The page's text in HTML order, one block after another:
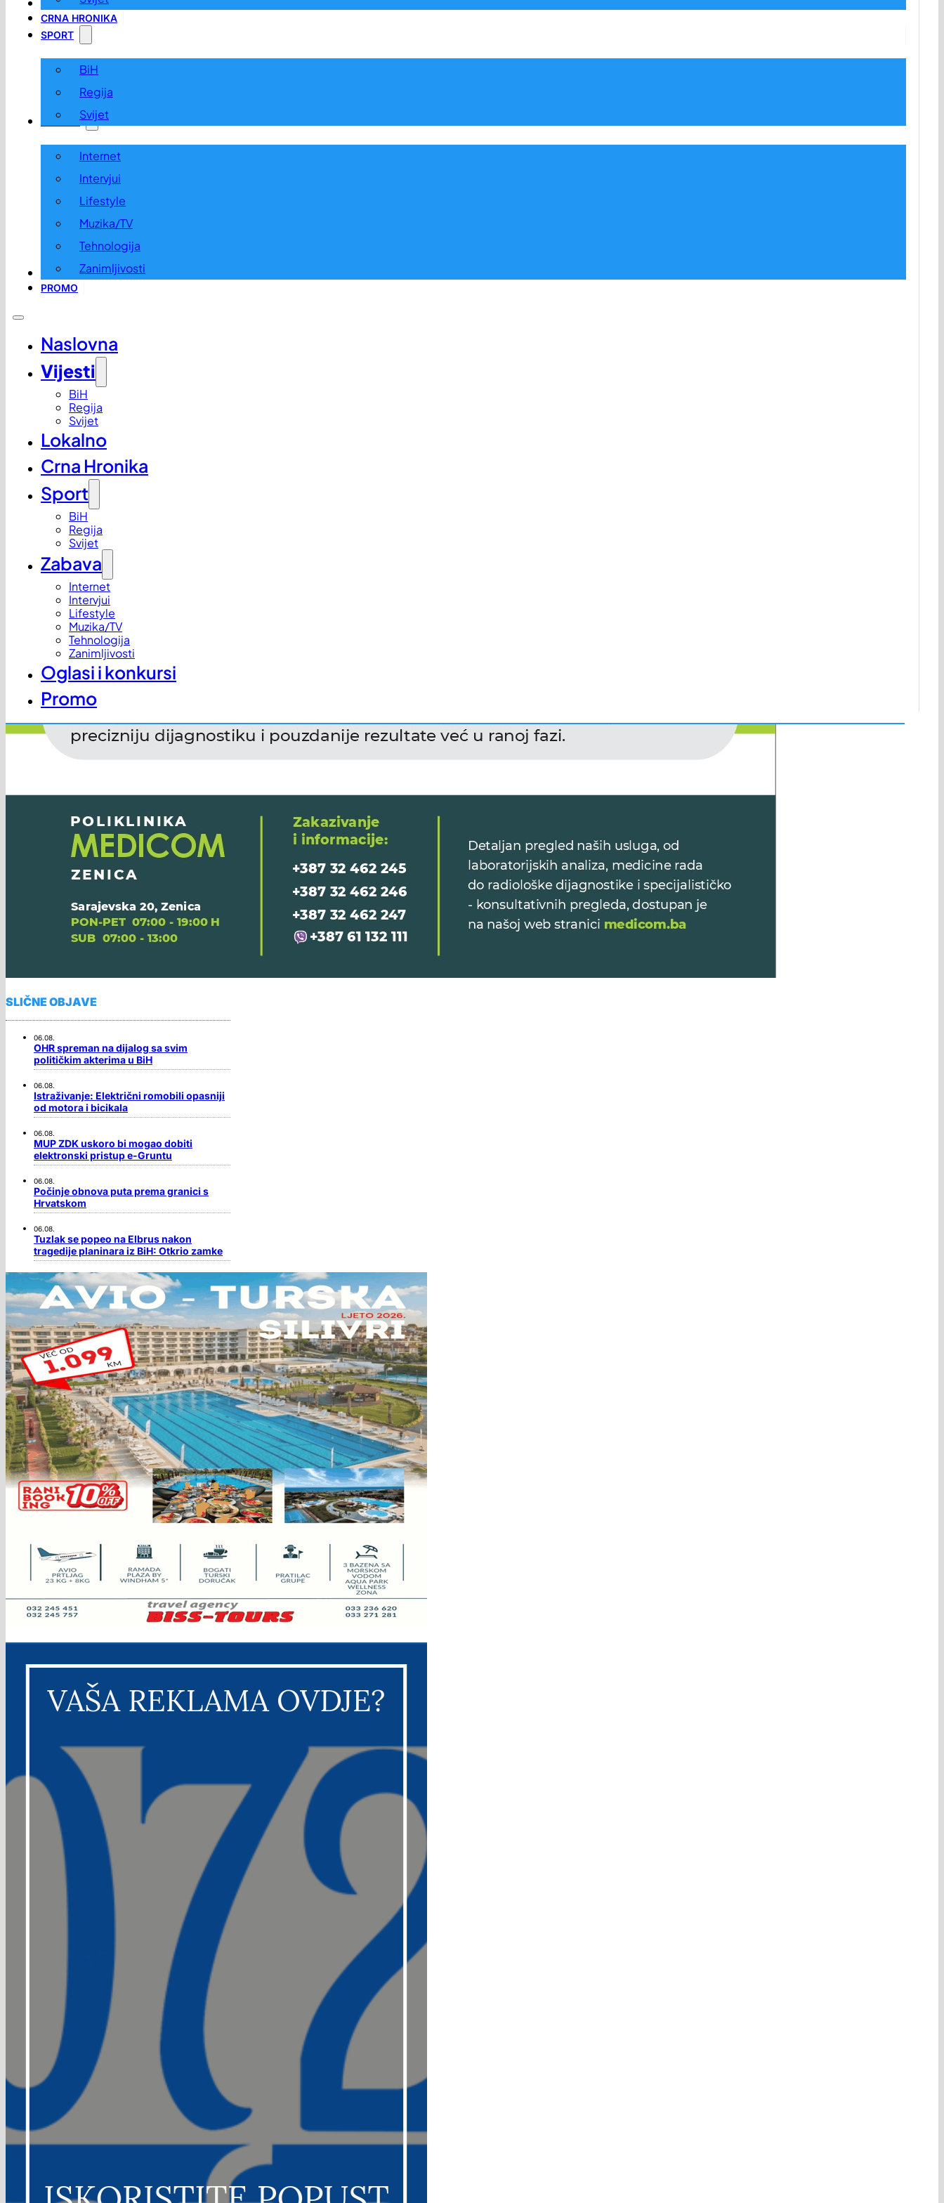
LOKALNO
CRNA HRONIKA
SPORT
BiH
Regija
Svijet
ZABAVA
Internet
Intervjui
Lifestyle
Muzika/TV
Tehnologija
Zanimljivosti
OGLASI I KONKURSI
PROMO
Naslovna
Vijesti
BiH
Regija
Svijet
Lokalno
Crna Hronika
Sport
BiH
Regija
Svijet
Zabava
Internet
Intervjui
Lifestyle
Muzika/TV
Tehnologija
Zanimljivosti
Oglasi i konkursi
Promo
SLIČNE OBJAVE
06.08.
OHR spreman na dijalog sa svim
političkim akterima u BiH
06.08.
Istraživanje: Električni romobili opasniji
od motora i bicikala
06.08.
MUP ZDK uskoro bi mogao dobiti
elektronski pristup e-Gruntu
06.08.
Počinje obnova puta prema granici s
Hrvatskom
06.08.
Tuzlak se popeo na Elbrus nakon
tragedije planinara iz BiH: Otkrio zamke